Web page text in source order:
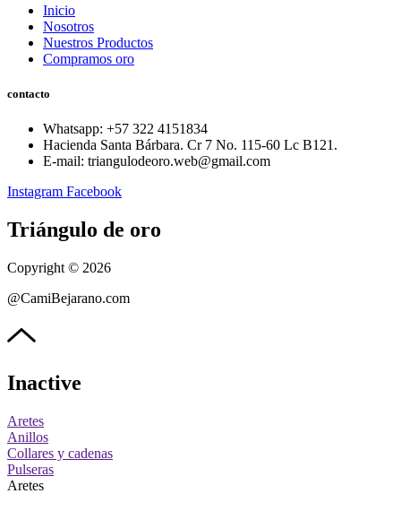
Inicio
Nosotros
Nuestros Productos
Compramos oro
contacto
Whatsapp: ‪+57 322 4151834‬
Hacienda Santa Bárbara. Cr 7 No. 115-60 Lc B121.
E-mail: triangulodeoro.web@gmail.com
Instagram Facebook
Triángulo de oro
Copyright © 2026
@CamiBejarano.com
Inactive
Aretes
Anillos
Collares y cadenas
Pulseras
Aretes